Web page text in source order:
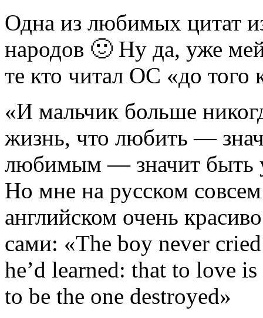
Одна из любимых цитат
народов 🙂 Ну да, уже
те кто читал ОС «до того
«И мальчик больше
жизнь, что любить —
любимым — значит быть
Но мне на русском совсем
английском очень
сами: «The boy never
he’d learned: that to love
to be the one destroyed»